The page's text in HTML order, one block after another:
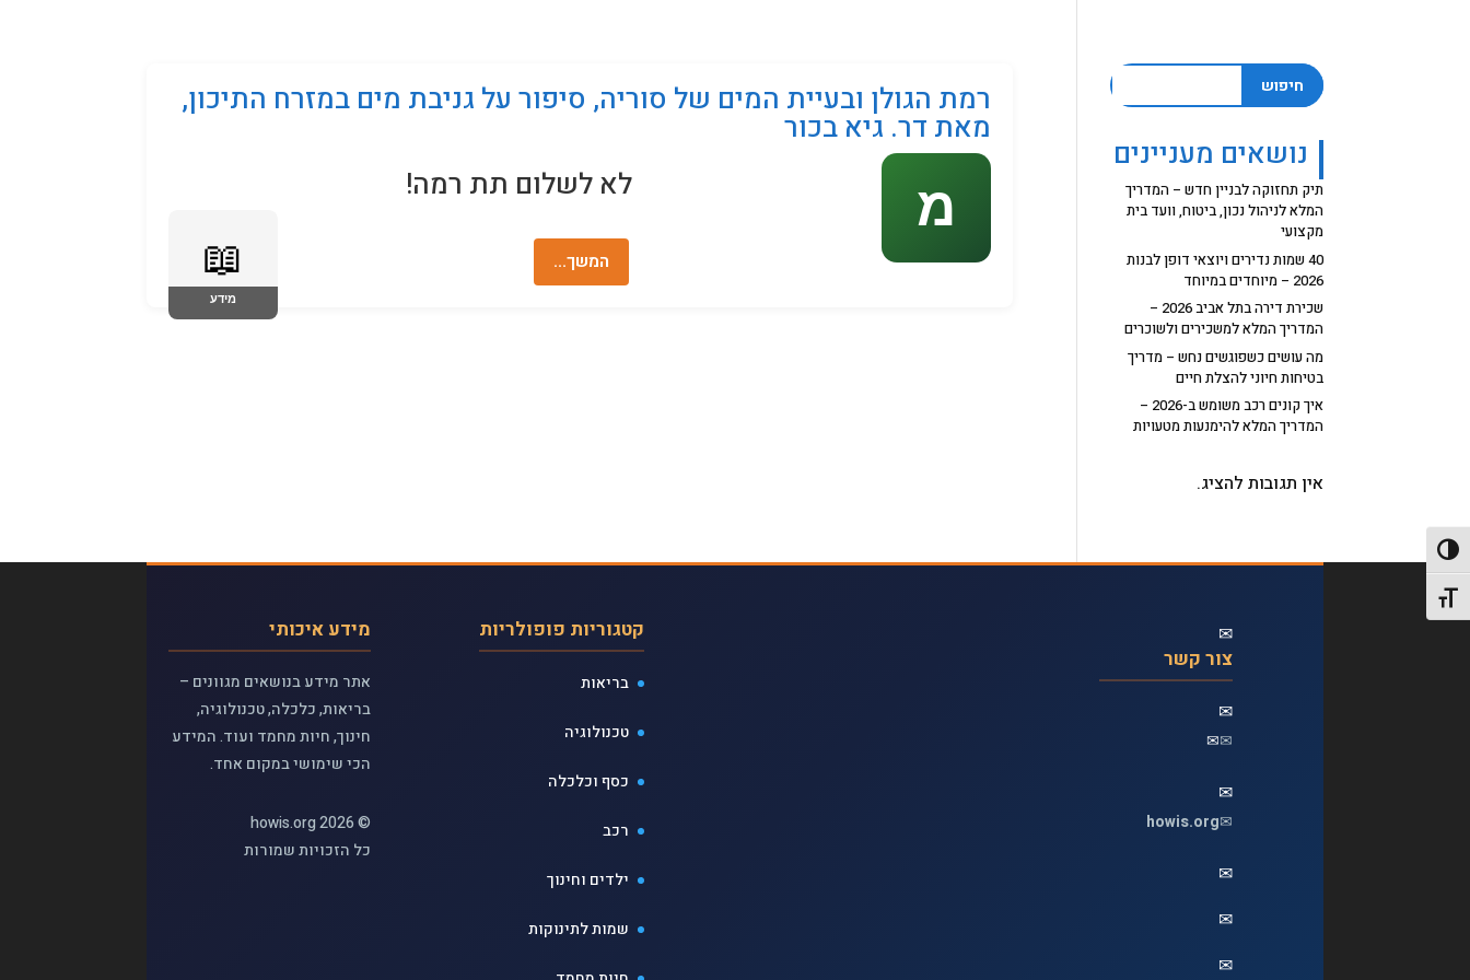
הפעל/כבה ניגודיות גבוהה
מתג גודל גופן
רמת הגולן ובעיית המים של סוריה, סיפור על גניבת מים במזרח התיכון,
מאת דר. גיא בכור
לא לשלום תת רמה!
המשך…
חיפוש
נושאים מעניינים
תיק תחזוקה לבניין חדש – המדריך
המלא לניהול נכון, ביטוח, וועד בית
מקצועי
40 שמות נדירים ויוצאי דופן לבנות
2026 – מיוחדים במיוחד
שכירת דירה בתל אביב 2026 –
המדריך המלא למשכירים ולשוכרים
מה עושים כשפוגשים נחש – מדריך
בטיחות חיוני להצלת חיים
איך קונים רכב משומש ב-2026 –
המדריך המלא להימנעות מטעויות
אין תגובות להציג.
מידע איכותי
אתר מידע בנושאים מגוונים –
בריאות, כלכלה, טכנולוגיה,
חינוך, חיות מחמד ועוד. המידע
הכי שימושי במקום אחד.
© 2026 howis.org
כל הזכויות שמורות
קטגוריות פופולריות
בריאות
טכנולוגיה
כסף וכלכלה
רכב
ילדים וחינוך
שמות לתינוקות
✉
צור קשר
✉
✉
✉
✉
✉
howis.org
✉
✉
✉